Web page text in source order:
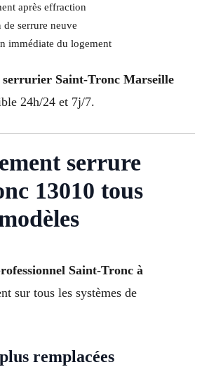
après effraction
serrure neuve
immédiate du logement
serrurier Saint-Tronc Marseille
24h/24 et 7j/7.
serrure
13010 tous
Saint-Tronc à
sur tous les systèmes de
remplacées